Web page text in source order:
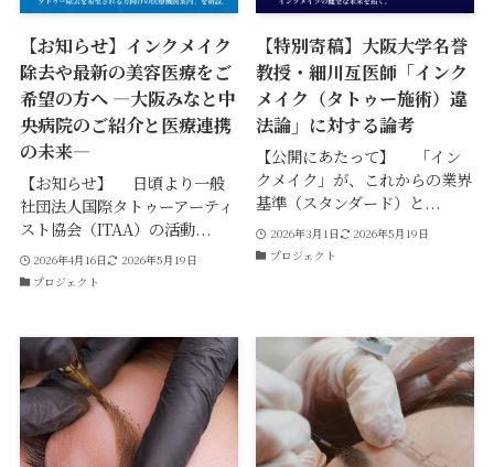
【お知らせ】インクメイク
除去や最新の美容医療をご
希望の方へ ―大阪みなと中
央病院のご紹介と医療連携
の未来―
【お知らせ】 日頃より一般
社団法人国際タトゥーアーティ
スト協会（ITAA）の活動...
2026年4月16日
2026年5月19日
プロジェクト
【特別寄稿】大阪大学名誉
教授・細川亙医師「インク
メイク（タトゥー施術）違
法論」に対する論考
【公開にあたって】 「イン
クメイク」が、これからの業界
基準（スタンダード）と...
2026年3月1日
2026年5月19日
プロジェクト